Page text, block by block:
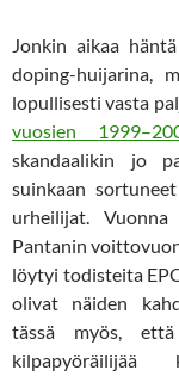
Jonkin aikaa
doping-huijarina,
lopullisesti vasta
vuosien
skandaalikin jo
suinkaan
urheilijat.
Pantanin
löytyi todisteita
olivat näiden
tässä myös,